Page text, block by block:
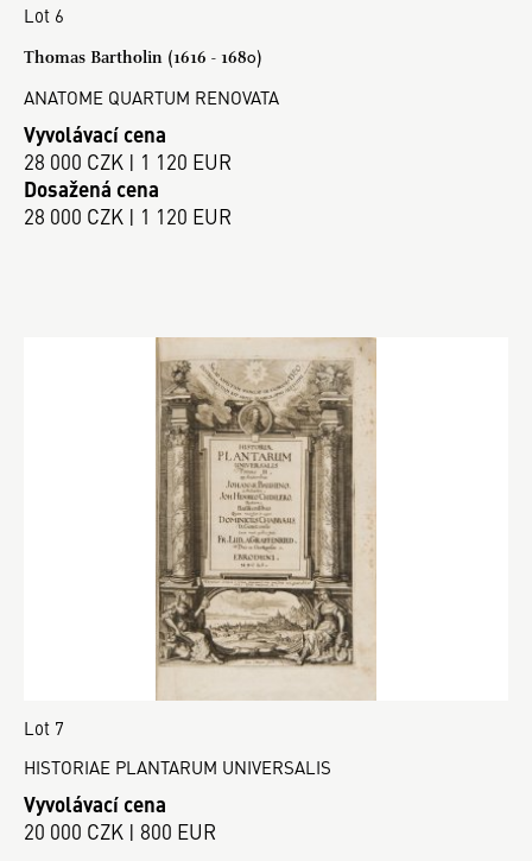
Lot 6
Thomas Bartholin (1616 - 1680)
ANATOME QUARTUM RENOVATA
Vyvolávací cena
28 000 CZK | 1 120 EUR
Dosažená cena
28 000 CZK | 1 120 EUR
Lot 7
HISTORIAE PLANTARUM UNIVERSALIS
Vyvolávací cena
20 000 CZK | 800 EUR